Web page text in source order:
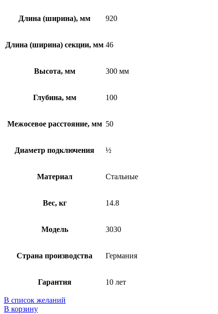
Длина (ширина), мм 920
Длина (ширина) секции, мм 46
Высота, мм 300 мм
Глубина, мм 100
Межосевое расстояние, мм 50
Диаметр подключения ½
Материал Стальные
Вес, кг 14.8
Модель 3030
Страна производства Германия
Гарантия 10 лет
В список желаний
В корзину